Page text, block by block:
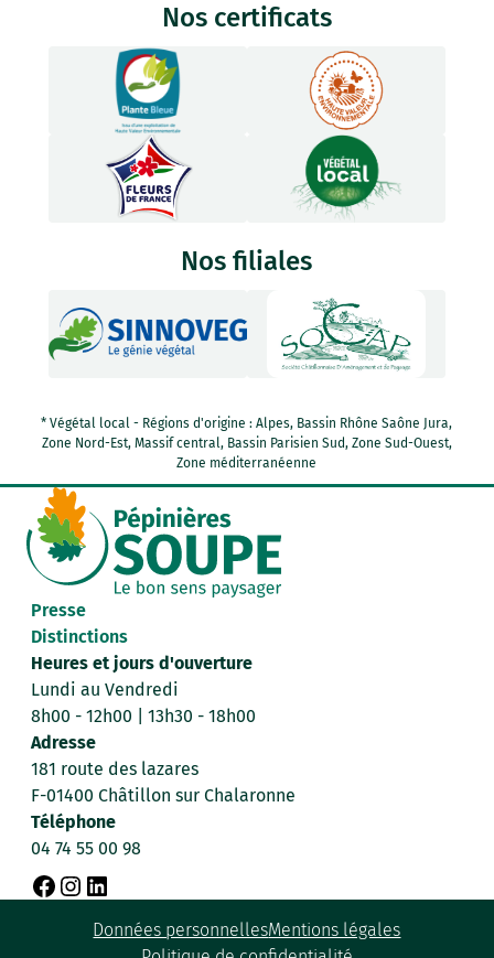
Nos certificats
Nos filiales
* Végétal local - Régions d'origine : Alpes, Bassin Rhône Saône Jura,
Zone Nord-Est, Massif central, Bassin Parisien Sud, Zone Sud-Ouest,
Zone méditerranéenne
Presse
Distinctions
Heures et jours d'ouverture
Lundi au Vendredi
8h00 - 12h00 | 13h30 - 18h00
Adresse
181 route des lazares
F-01400 Châtillon sur Chalaronne
Téléphone
04 74 55 00 98
F I
L
Données personnellesMentions légales